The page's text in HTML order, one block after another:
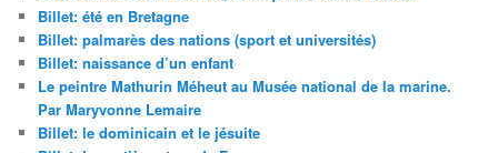
Billet: été en Bretagne
Billet: palmarès des nations (sport et universités)
Billet: naissance d’un enfant
Le peintre Mathurin Méheut au Musée national de la marine.
Par Maryvonne Lemaire
Billet: le dominicain et le jésuite